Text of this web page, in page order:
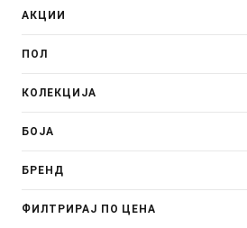
АКЦИИ
ПОЛ
КОЛЕКЦИЈА
БОЈА
БРЕНД
ФИЛТРИРАЈ ПО ЦЕНА